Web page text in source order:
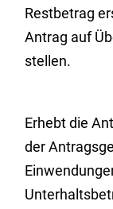
Restbetrag
Antrag auf
stellen.
Erhebt die
der